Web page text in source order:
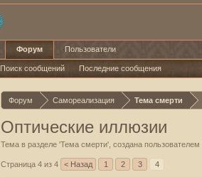
Форум Самореализация Тема смерти
Оптические иллюзии
Тема в разделе 'Тема смерти', создана пользователем
Страница 4 из 4 < Назад 1 2 3 4
Форум
Поиск сообщений Последние сообщения
Пользователи